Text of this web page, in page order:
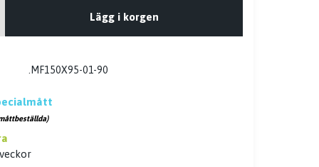
Lägg i korgen
.MF150X95-01-90